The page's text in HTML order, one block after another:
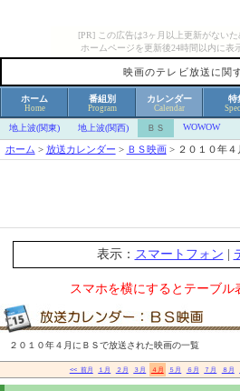
[PR] この広告は3ヶ月以上更新がないた
ホームページを更新後24時間以内に表
映画のテレビ放送に関
ホーム
Home
番組別
Program
カレンダー
Calendar
特
地上波(関東) 地上波(関西) ＢＳ WOWOW
ホーム > 放送カレンダー > ＢＳ映画> ２０１０年４
表示： スマートフォン
スマホを横にするとテーブル
２０１０年４月にＢＳで放送された映画の一覧
<< 前月 １月 ２月 ３月 ４月 ５月 ６月 ７月 ８月